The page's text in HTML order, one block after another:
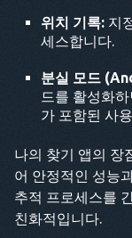
위치 기록: 지
세스합니다.
분실 모드
드를 활성화
가 포함된 사
나의 찾기 앱의 장
어 안정적인 성능
추적 프로세스를
친화적입니다.